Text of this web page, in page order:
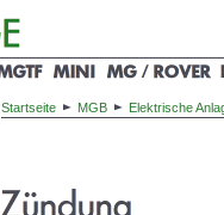
Startseite MGB Elektrische